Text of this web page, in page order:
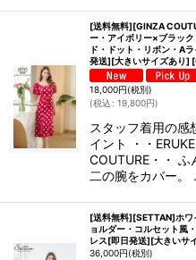
[送料無料][GINZA
ー・アイボリー×ブラッ
ド・ドット・リボン・A
発送][大きいサイズあり] [
18,000円(税別)
(税込: 19,800円)
スタッフ着用の感
イント ・・
COUTURE・・
二の腕をカバー。
[送料無料][SETTAN]ホワ
ョルダー・コルセット風
レス[即日発送][大きいサ
36,000円(税別)